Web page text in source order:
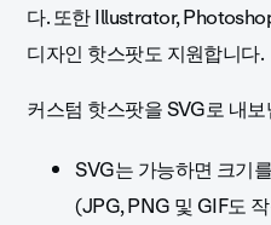
다. 또한Illustrator,
디자인 핫스팟도 지원합니다.
커스텀 핫스팟을 SVG로 내
SVG는 가능하면 크기
(JPG, PNG 및 GIF도